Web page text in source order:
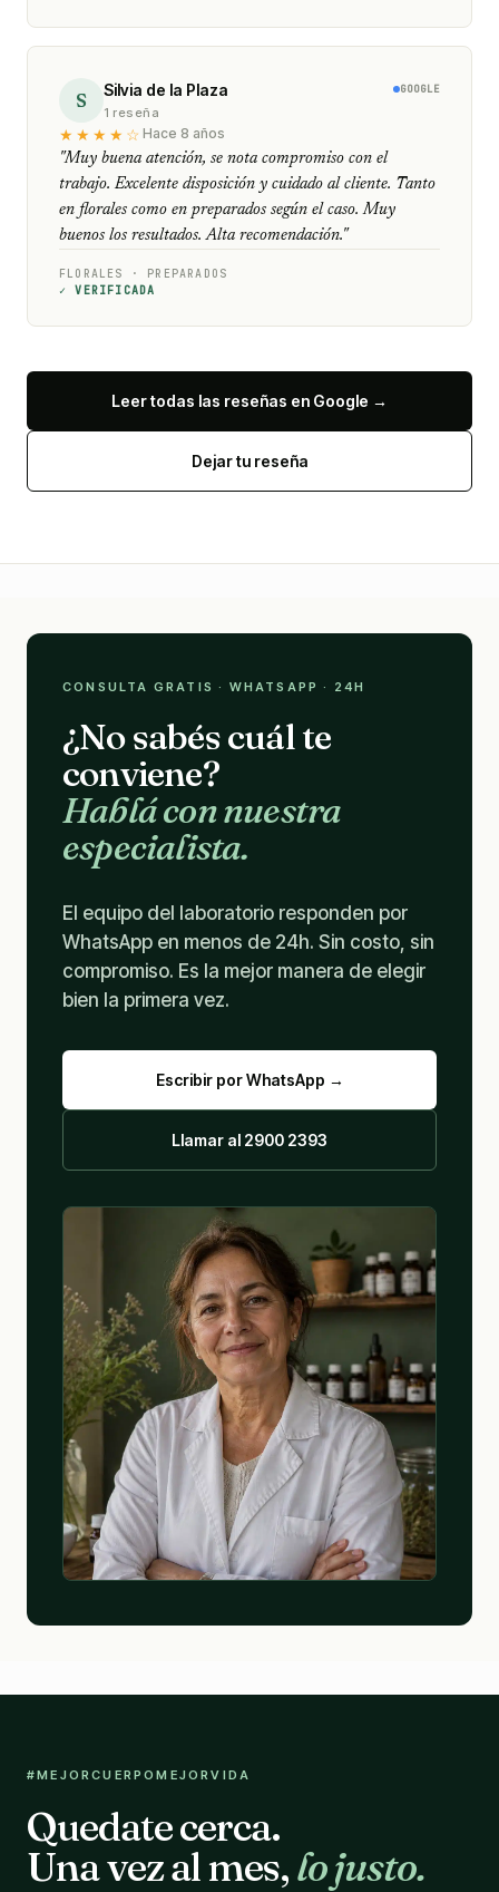
S Silvia de la Plaza
1 reseña
GOOGLE
★★★★☆ Hace 8 años
"Muy buena atención, se nota compromiso con el
trabajo. Excelente disposición y cuidado al cliente. Tanto
en florales como en preparados según el caso. Muy
buenos los resultados. Alta recomendación."
FLORALES · PREPARADOS
✓ VERIFICADA
Leer todas las reseñas en Google →
Dejar tu reseña
CONSULTA GRATIS · WHATSAPP · 24H
¿No sabés cuál te
conviene?
Hablá con nuestra
especialista.
El equipo del laboratorio responden por
WhatsApp en menos de 24h. Sin costo, sin
compromiso. Es la mejor manera de elegir
bien la primera vez.
Escribir por WhatsApp →
Llamar al 2900 2393
#MEJORCUERPOMEJORVIDA
Quedate cerca.
Una vez al mes,lo justo.